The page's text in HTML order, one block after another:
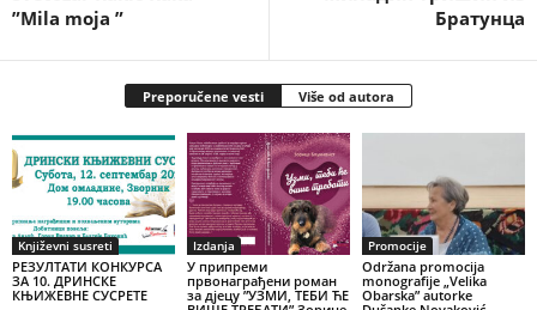
”Mila moja ”
Братунца
Preporučene vesti Više od autora
Književni susreti
РЕЗУЛТАТИ КОНКУРСА
ЗА 10. ДРИНСКЕ
КЊИЖЕВНЕ СУСРЕТЕ
Izdanja
У припреми
првонаграђени роман
за дјецу ”УЗМИ, ТЕБИ ЋЕ
Promocije
Održana promocija
monografije „Velika
Obarska” autorke